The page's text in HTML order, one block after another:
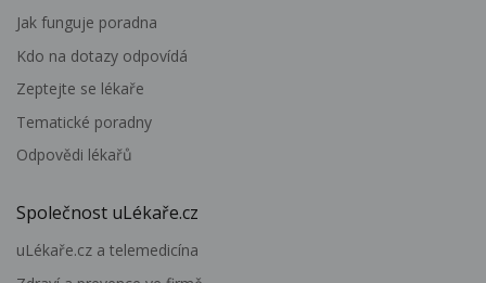
Jak funguje poradna
Kdo na dotazy odpovídá
Zeptejte se lékaře
Tematické poradny
Odpovědi lékařů
Společnost uLékaře.cz
uLékaře.cz a telemedicína